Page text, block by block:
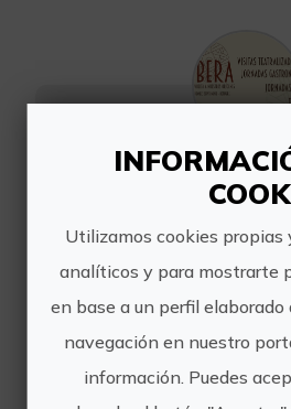
Estación
disfrutar de la
podrás conocer in situ
La Celadilla de
asombrosas, pues se...
Utilizamos cookies propias
analíticos y para mostrarte
en base a un perfil
navegación en nuestro
información. Puedes